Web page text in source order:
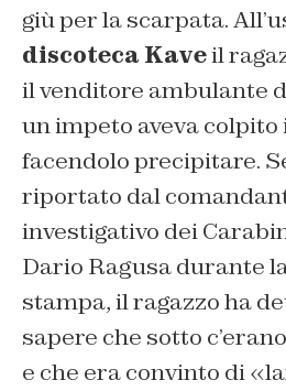
giù per la scarpata.
discoteca Kaveil
il venditore ambulante
un impeto aveva
facendolo precipitare.
riportato dal
investigativo dei
Dario Ragusa durante
stampa, il ragazzo ha
sapere che sotto
e che era convinto di